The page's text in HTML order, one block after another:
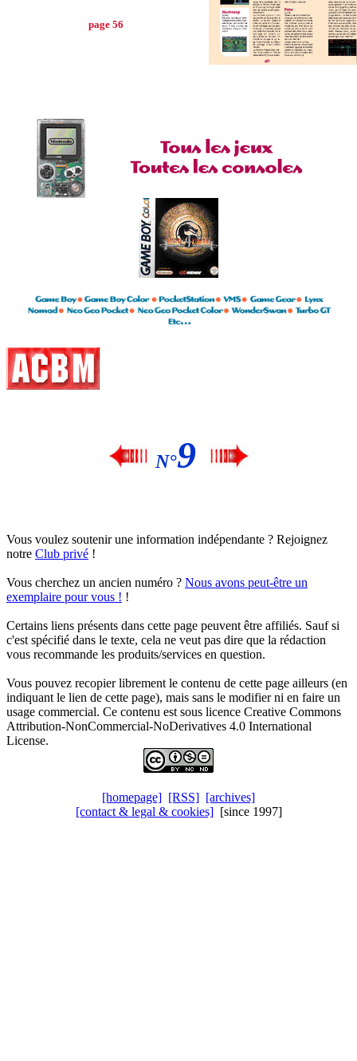
page 56
N°9
Vous voulez soutenir une information indépendante ? Rejoignez
notre Club privé !
Vous cherchez un ancien numéro ? Nous avons peut-être un
exemplaire pour vous ! !
Certains liens présents dans cette page peuvent être affiliés. Sauf si
c'est spécifié dans le texte, cela ne veut pas dire que la rédaction
vous recommande les produits/services en question.
Vous pouvez recopier librement le contenu de cette page ailleurs (en
indiquant le lien de cette page), mais sans le modifier ni en faire un
usage commercial. Ce contenu est sous licence Creative Commons
Attribution-NonCommercial-NoDerivatives 4.0 International
License.
[homepage] [RSS] [archives]
[contact & legal & cookies][since 1997]